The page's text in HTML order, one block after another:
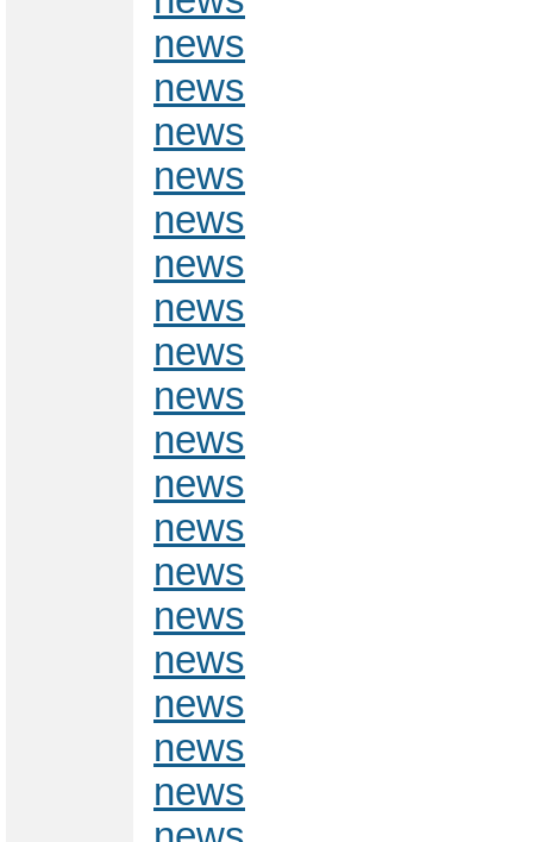
news
news
news
news
news
news
news
news
news
news
news
news
news
news
news
news
news
news